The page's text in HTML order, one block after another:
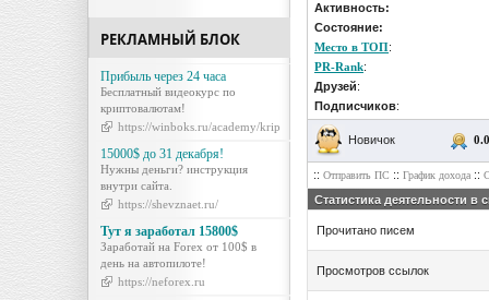
РЕКЛАМНЫЙ БЛОК
Прибыль через 24 часа
Бесплатный видеокурс по
криптовалютам!
https://winboks.ru/academy/kripto/sait1/index.html
15000$ до 31 декабря!
Нужны деньги? инструкция
внутри сайта.
https://shevznaet.ru/
Тут я заработал 15800$
Заработай на Forex от 100$ в
день на автопилоте!
https://neforex.ru
Активность:
Состояние:
Место в ТОП:
PR-Rank:
Друзей:
Подписчиков:
Новичок
:: Отправить ПС :: График дохода ::
Статистика деятельности в
Прочитано писем
Просмотров ссылок